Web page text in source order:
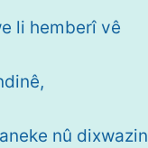
li hemberî vê
nû dixwazin